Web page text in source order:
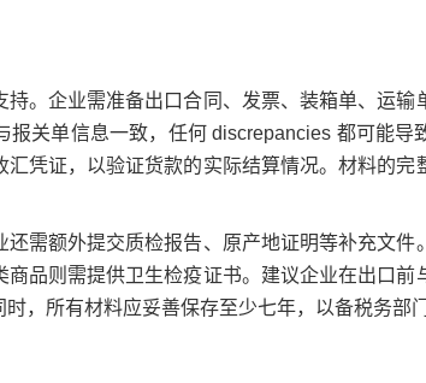
企业需准备出口合同、发票、装箱单、运输
报关单信息一致，任何 discrepancies 都可能导
凭证，以验证货款的实际结算情况。材料的完
额外提交质检报告、原产地证明等补充文件
品则需提供卫生检疫证书。建议企业在出口前
，所有材料应妥善保存至少七年，以备税务部